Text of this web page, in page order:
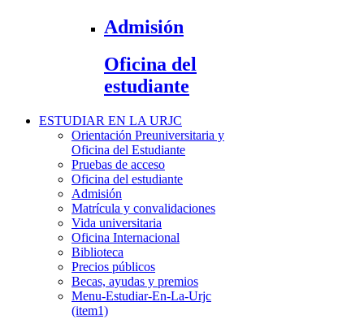
Admisión
Oficina del
estudiante
ESTUDIAR EN LA URJC
Orientación Preuniversitaria y
Oficina del Estudiante
Pruebas de acceso
Oficina del estudiante
Admisión
Matrícula y convalidaciones
Vida universitaria
Oficina Internacional
Biblioteca
Precios públicos
Becas, ayudas y premios
Menu-Estudiar-En-La-Urjc
(item1)